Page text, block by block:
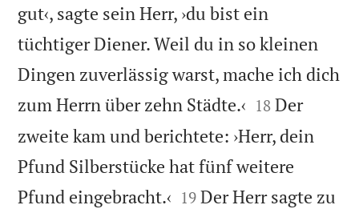
gut‹, sagte sein Herr, ›du bist ein
tüchtiger Diener. Weil du in so kleinen
Dingen zuverlässig warst, mache ich dich
zum Herrn über zehn Städte.‹ 

18 Der
zweite kam und berichtete: ›Herr, dein
Pfund Silberstücke hat fünf weitere
Pfund eingebracht.‹ 

19 Der Herr sagte zu